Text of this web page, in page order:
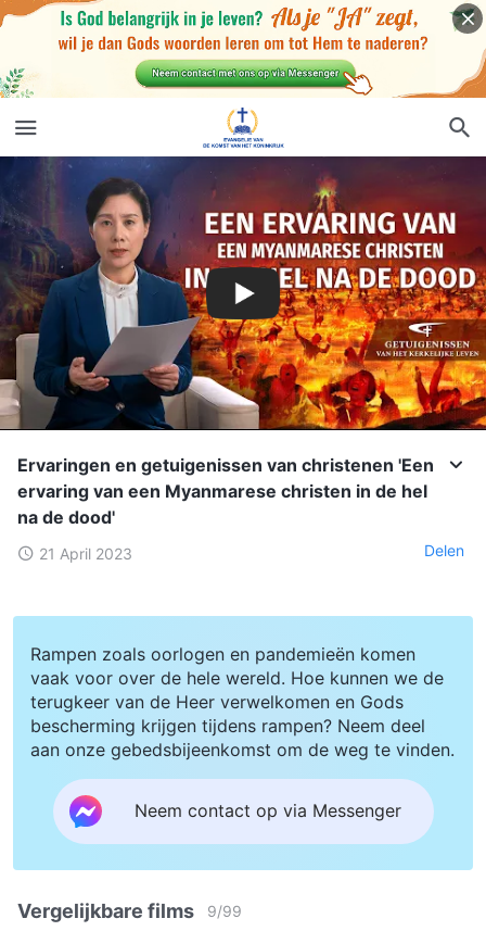
Ervaringen en getuigenissen van christenen 'Een
ervaring van een Myanmarese christen in de hel
na de dood'
21 April 2023 Delen
Rampen zoals oorlogen en pandemieën komen
vaak voor over de hele wereld. Hoe kunnen we de
terugkeer van de Heer verwelkomen en Gods
bescherming krijgen tijdens rampen? Neem deel
aan onze gebedsbijeenkomst om de weg te vinden.
Neem contact op via Messenger
Vergelijkbare films 9/99